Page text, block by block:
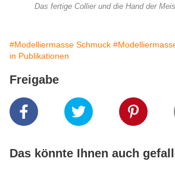
Das fertige Collier und die Hand der
#Modelliermasse Schmuck
in Publikationen
Freigabe
Das könnte Ihnen auch